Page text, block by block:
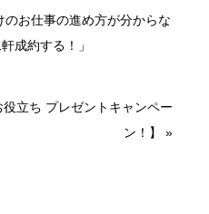
のお仕事の進め方が分からな
成約する！」
役立ち プレゼントキャンペー
ン！】
»